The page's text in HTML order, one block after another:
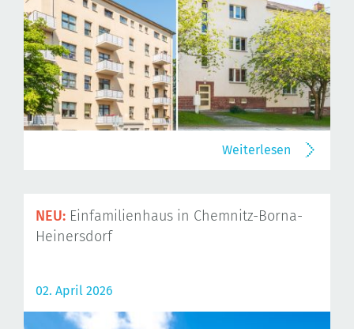
Weiterlesen
NEU: Einfamilienhaus in Chemnitz-Borna-
Heinersdorf
02. April 2026